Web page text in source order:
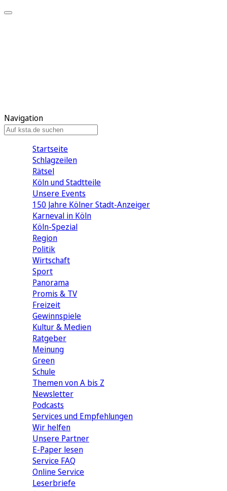
Navigation
Startseite
Schlagzeilen
Rätsel
Köln und Stadtteile
Unsere Events
150 Jahre Kölner Stadt-Anzeiger
Karneval in Köln
Köln-Spezial
Region
Politik
Wirtschaft
Sport
Panorama
Promis & TV
Freizeit
Gewinnspiele
Kultur & Medien
Ratgeber
Meinung
Green
Schule
Themen von A bis Z
Newsletter
Podcasts
Services und Empfehlungen
Wir helfen
Unsere Partner
E-Paper lesen
Service FAQ
Online Service
Leserbriefe